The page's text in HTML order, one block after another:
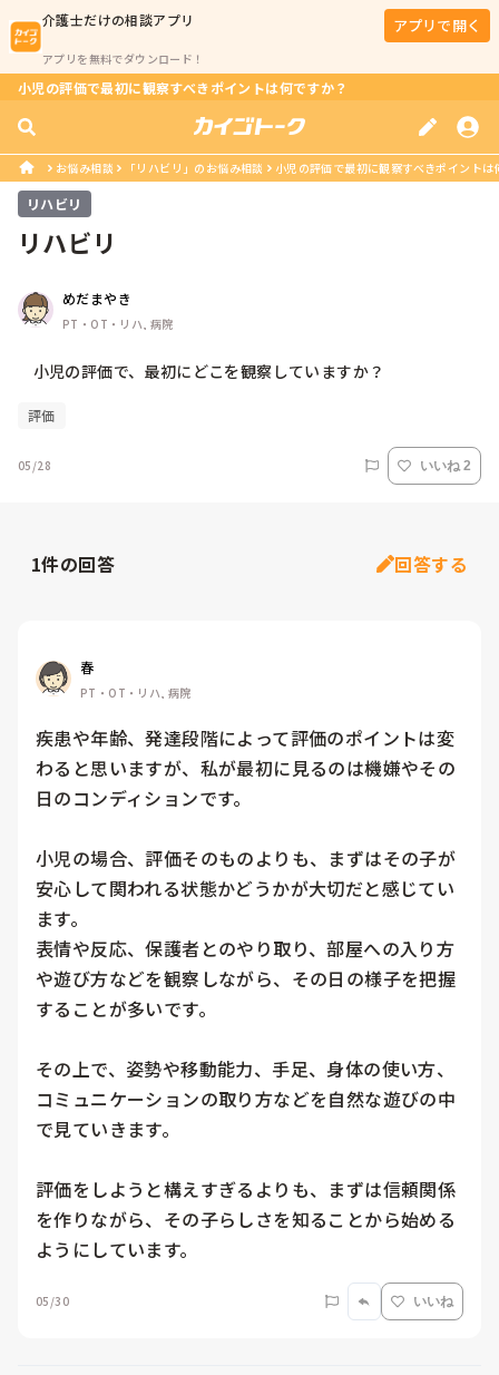
介護士だけの相談アプリ
アプリを無料でダウンロード！
アプリで開く
小児の評価で最初に観察すべきポイントは何ですか？
お悩み相談 「リハビリ」のお悩み相談 小児の評価で最初に観察すべきポイントは
リハビリ
リハビリ
めだまやき
PT・OT・リハ, 病院
    小児の評価で、最初にどこを観察していますか？
評価
05/28 いいね 2
1件の回答 回答する
春
PT・OT・リハ, 病院
疾患や年齢、発達段階によって評価のポイントは変
わると思いますが、私が最初に見るのは機嫌やその
日のコンディションです。
小児の場合、評価そのものよりも、まずはその子が
安心して関われる状態かどうかが大切だと感じてい
ます。
表情や反応、保護者とのやり取り、部屋への入り方
や遊び方などを観察しながら、その日の様子を把握
することが多いです。
その上で、姿勢や移動能力、手足、身体の使い方、
コミュニケーションの取り方などを自然な遊びの中
で見ていきます。
評価をしようと構えすぎるよりも、まずは信頼関係
を作りながら、その子らしさを知ることから始める
ようにしています。
05/30 いいね